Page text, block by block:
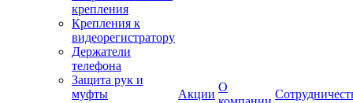
крепления
Крепления к
видеорегистратору
Держатели
телефона
Защита рук и
муфты
Акции
О